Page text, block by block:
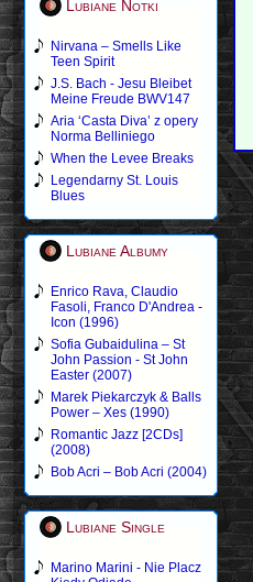
Lubiane Notki
Nirvana – Smells Like
Teen Spirit
J.S. Bach - Jesu Bleibet
Meine Freude BWV147
Aria ‘Casta Diva’ z opery
Norma Belliniego
When the Levee Breaks
Legendarny St. Louis
Blues
Lubiane Albumy
Enrico Rava, Claudio
Fasoli, Franco D'Andrea -
Icon (1996)
Sofia Gubaidulina – St
John Passion - St John
Easter (2007)
Marek Piekarczyk & Balls
Power – Xes (1990)
Romantic Jazz [2CDs]
(2008)
Bob Acri – Bob Acri (2004)
Lubiane Single
Marino Marini - Nie Placz